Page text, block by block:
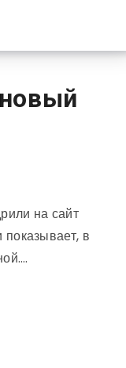
на сайт
в